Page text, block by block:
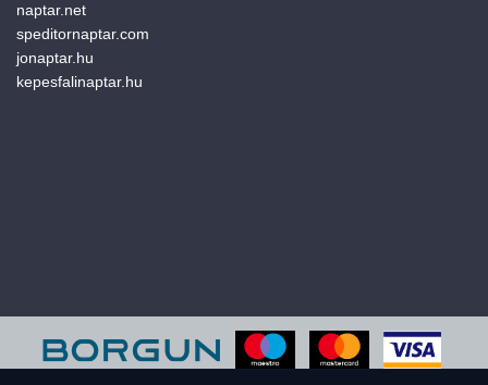
naptar.net
speditornaptar.com
jonaptar.hu
kepesfalinaptar.hu